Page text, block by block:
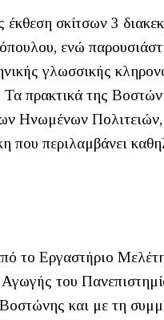
έκθεση σκίτσων 3
ενώ
γλωσσικής
πρακτικά της
Ηνωμένων
περιλαμβάνει
το Εργαστήριο
του
και με τη